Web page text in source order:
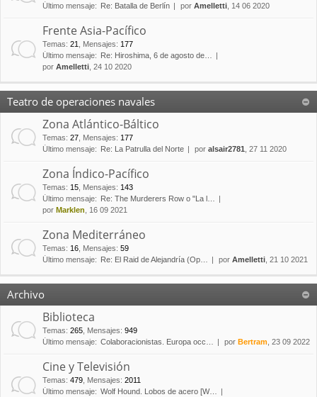
Último mensaje:
Re: Batalla de Berlín por Amelletti , 14 06 2020
Frente Asia-Pacífico
Temas: 21 Mensajes: 177
Último mensaje:
Re: Hiroshima, 6 de agosto de…
por Amelletti , 24 10 2020
Teatro de operaciones navales
Zona Atlántico-Báltico
Temas: 27 Mensajes: 177
Último mensaje:
Re: La Patrulla del Norte por alsair2781 , 27 11 2020
Zona Índico-Pacífico
Temas: 15 Mensajes: 143
Último mensaje:
Re: The Murderers Row o "La l…
por Marklen , 16 09 2021
Zona Mediterráneo
Temas: 16 Mensajes: 59
Último mensaje:
Re: El Raid de Alejandría (Op… por Amelletti , 21 10 2021
Archivo
Biblioteca
Temas: 265 Mensajes: 949
Último mensaje: Colaboracionistas. Europa occ… por Bertram , 23 09 2022
Cine y Televisión
Temas: 479 Mensajes: 2011
Último mensaje: Wolf Hound. Lobos de acero [W…